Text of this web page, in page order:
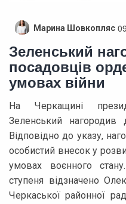
Марина Шовкопляс
Зеленський
посадовців
умовах війни
На Черкащині
Зеленський нагородив
Відповідно до указу,
особистий внесок у
умовах воєнного
ступеня відзначено
Черкаської районної